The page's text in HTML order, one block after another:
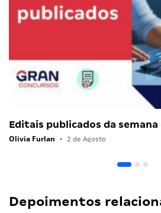
Editais publicados da
Olivia Furlan • 2 de Agosto
Depoimentos